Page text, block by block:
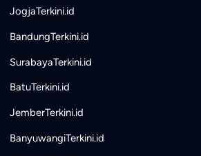
JogjaTerkini.id
BandungTerkini.id
SurabayaTerkini.id
BatuTerkini.id
JemberTerkini.id
BanyuwangiTerkini.id